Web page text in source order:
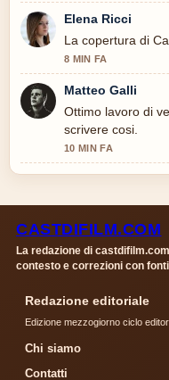
Elena Ricci
La copertura di
8 MIN FA
Matteo Galli
Ottimo lavoro di
scrivere cosi.
10 MIN FA
CASTDIFILM.COM
La redazione di
contesto e correzioni con
Redazione editoriale
Edizione mezzogiorno ciclo
Chi siamo
Contatti